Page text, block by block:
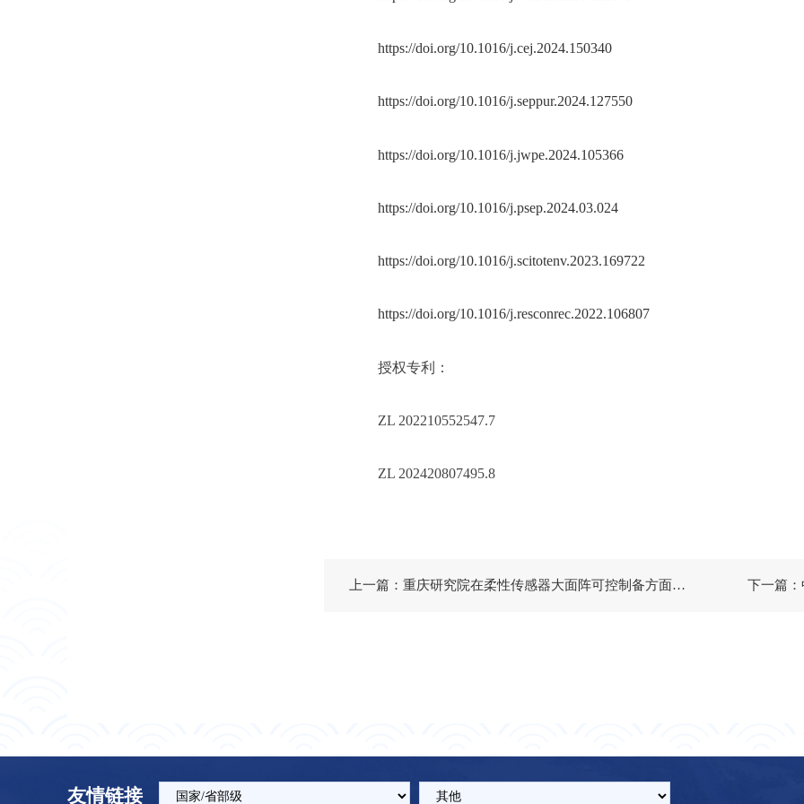
https://doi.org/10.1016/j.cej.2024.150340
https://doi.org/10.1016/j.seppur.2024.127550
https://doi.org/10.1016/j.jwpe.2024.105366
https://doi.org/10.1016/j.psep.2024.03.024
https://doi.org/10.1016/j.scitotenv.2023.169722
https://doi.org/10.1016/j.resconrec.2022.106807
授权专利：
ZL 202210552547.7
ZL 202420807495.8
上一篇：重庆研究院在柔性传感器大面阵可控制备方面取得系列进展 下一篇
友情链接